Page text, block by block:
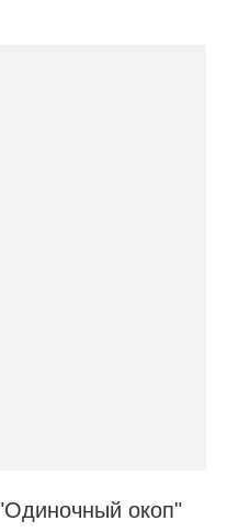
окоп"